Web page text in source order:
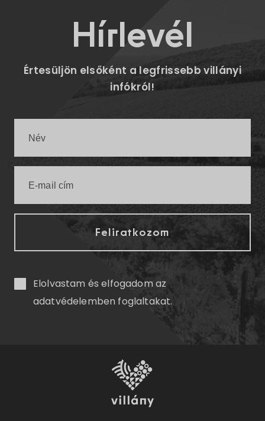
Hírlevél
Értesüljön elsőként a legfrissebb villányi
infókról!
Elolvastam és elfogadom az
adatvédelemben foglaltakat.